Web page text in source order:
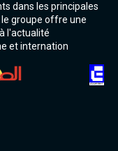
dans les principales
groupe offre une
l'actualité
et internation